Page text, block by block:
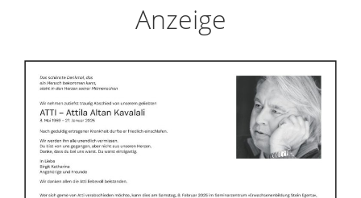
Anzeige